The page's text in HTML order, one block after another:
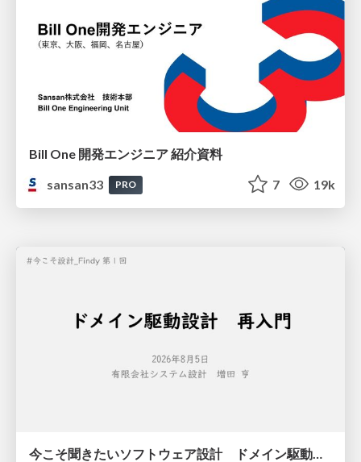
Bill One 開発エンジニア 紹介資料
sansan33
PRO 7 19k
今こそ聞きたいソフトウェア設計 ドメイン駆動設計再入門